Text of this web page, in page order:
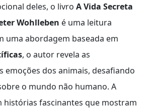
deles, o livro A Vida Secreta
Wohlleben é uma leitura
uma abordagem baseada em
, o autor revela as
emoções dos animais, desafiando
o mundo não humano. A
histórias fascinantes que mostram